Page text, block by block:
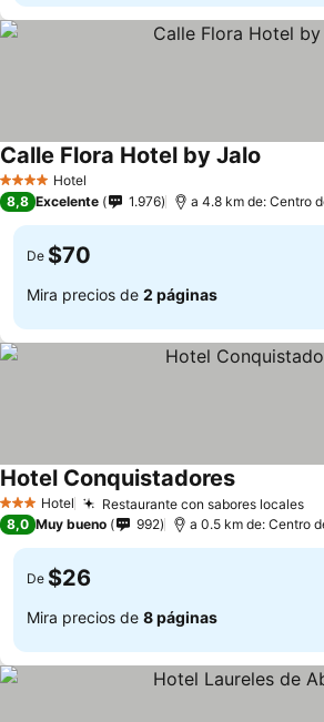
4 EstrellasHotel
Calle Flora Hotel by Jalo
8,8 Excelente 1.976 a 4.8 km de: Centro
De $70
Mira precios de 2 páginas
3 Estrellas
Hotel Restaurante con sabores locales
Hotel Conquistadores
8,0 Muy bueno 992 a 0.5 km de: Centro
De $26
Mira precios de 8 páginas